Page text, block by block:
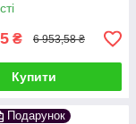
₴ 6 953,58 ₴
Купити
Подарунок